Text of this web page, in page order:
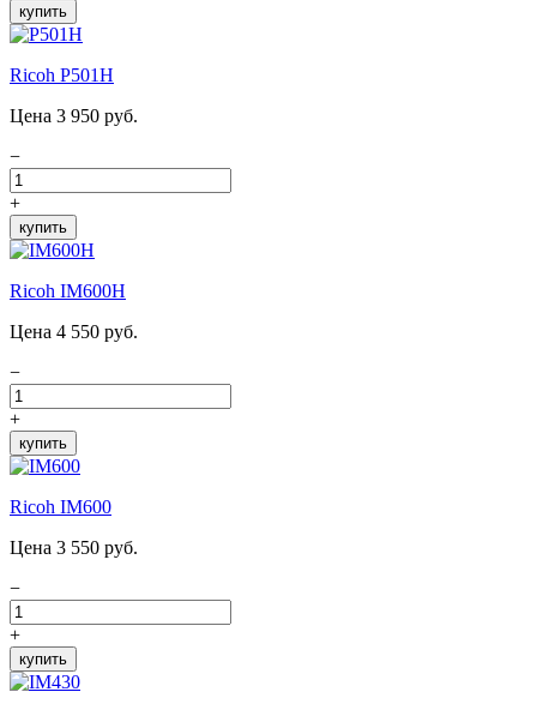
купить
Ricoh P501H
Цена 3 950 руб.
−
+
купить
Ricoh IM600H
Цена 4 550 руб.
−
+
купить
Ricoh IM600
Цена 3 550 руб.
−
+
купить